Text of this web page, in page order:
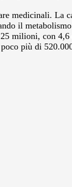
medicinali. La
il
milioni, con
più di